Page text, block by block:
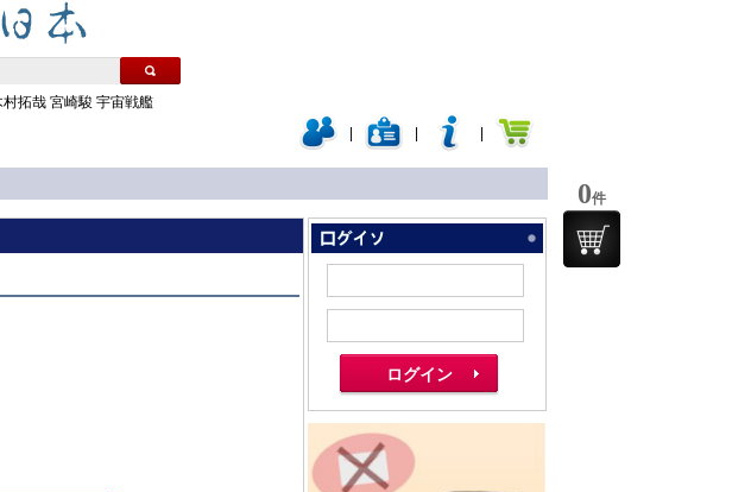
村拓哉 宮崎駿 宇宙戦艦
0件